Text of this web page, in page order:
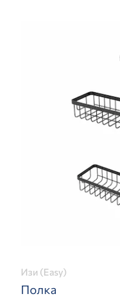
Изи (Easy)
Полка